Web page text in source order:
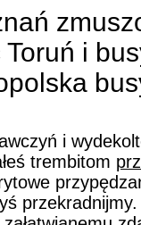
i
i
trembitom